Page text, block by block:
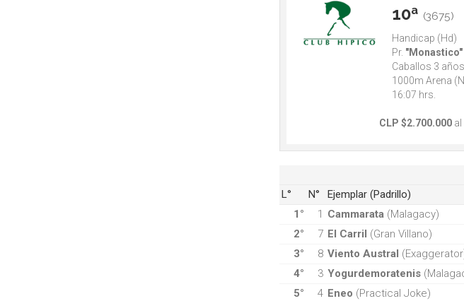
10ª (3675)
Handicap (Hd)
Pr. "Monastico"
Caballos 3
1000m Arena
16:07 hrs.
CLP $2.700.000 al
L°
N° Ejemplar (Padrillo)
1°
1 Cammarata (Malagacy)
2°
7 El Carril (Gran Villano)
3°
8 Viento Austral
4°
3 Yogurdemoratenis
5°
4 Eneo (Practical Joke)